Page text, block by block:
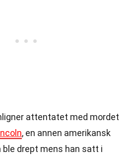
attentatet med mordet
, en annen amerikansk
drept mens han satt i